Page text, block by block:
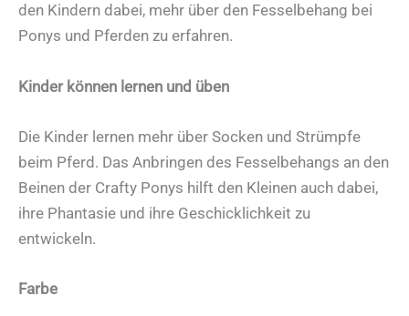
den Kindern dabei, mehr über den Fesselbehang bei
Ponys und Pferden zu erfahren.
Kinder können lernen und üben
Die Kinder lernen mehr über Socken und Strümpfe
beim Pferd. Das Anbringen des Fesselbehangs an den
Beinen der Crafty Ponys hilft den Kleinen auch dabei,
ihre Phantasie und ihre Geschicklichkeit zu
entwickeln.
Farbe